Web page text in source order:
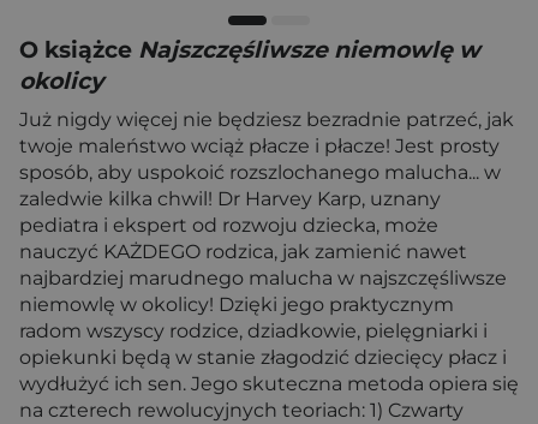
O książce Najszczęśliwsze niemowlę w
okolicy
Już nigdy więcej nie będziesz bezradnie patrzeć, jak
twoje maleństwo wciąż płacze i płacze! Jest prosty
sposób, aby uspokoić rozszlochanego malucha... w
zaledwie kilka chwil! Dr Harvey Karp, uznany
pediatra i ekspert od rozwoju dziecka, może
nauczyć KAŻDEGO rodzica, jak zamienić nawet
najbardziej marudnego malucha w najszczęśliwsze
niemowlę w okolicy! Dzięki jego praktycznym
radom wszyscy rodzice, dziadkowie, pielęgniarki i
opiekunki będą w stanie złagodzić dziecięcy płacz i
wydłużyć ich sen. Jego skuteczna metoda opiera się
na czterech rewolucyjnych teoriach: 1) Czwarty